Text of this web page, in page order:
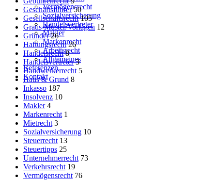
Vermögensrecht
Sozialversicherung
Handelsvertreter
Makler
Markenrecht
Arbeitsrecht
Allgemeines
Referenzen
Kontakt
Geschäftsführer 50
Gesellschaftsrecht 105
Gratis-Muster/Vorlagen 12
Gründer 26
Haftungsrecht 26
Handelsrecht 8
Handelsvertreter 3
Handwerkerrecht 5
Haus & Grund 8
Inkasso 187
Insolvenz 10
Makler 4
Markenrecht 1
Mietrecht 3
Sozialversicherung 10
Steuerrecht 13
Steuertipps 25
Unternehmerrecht 73
Verkehrsrecht 19
Vermögensrecht 76